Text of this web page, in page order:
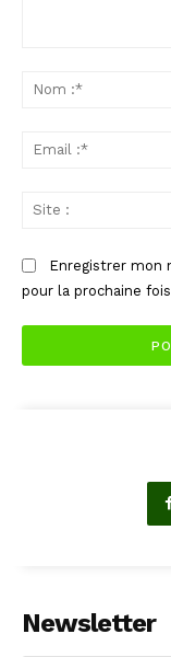
Enregistrer mon
pour la prochaine
Newsletter